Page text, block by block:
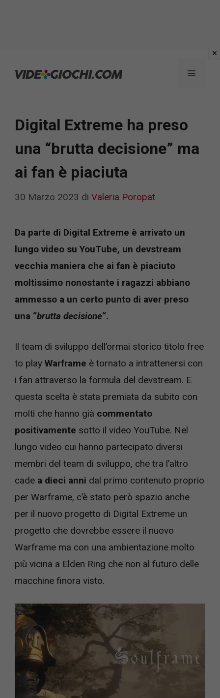
Menu
Digital Extreme ha preso
una “brutta decisione” ma
ai fan è piaciuta
30 Marzo 2023 di Valeria Poropat
Da parte di Digital Extreme è arrivato un
lungo video su YouTube, un devstream
vecchia maniera che ai fan è piaciuto
moltissimo nonostante i ragazzi abbiano
ammesso a un certo punto di aver preso
una “brutta decisione“.
Il team di sviluppo dell’ormai storico titolo free
to play Warframe è tornato a intrattenersi con
i fan attraverso la formula del devstream. E
questa scelta è stata premiata da subito con
molti che hanno già commentato
positivamente sotto il video YouTube. Nel
lungo video cui hanno partecipato diversi
membri del team di sviluppo, che tra l’altro
cade a dieci anni dal primo contenuto proprio
per Warframe, c’è stato però spazio anche
per il nuovo progetto di Digital Extreme un
progetto che dovrebbe essere il nuovo
Warframe ma con una ambientazione molto
più vicina a Elden Ring che non al futuro delle
macchine finora visto.